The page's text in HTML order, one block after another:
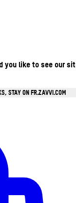
you like to see our
STAY ON FR.ZAVVI.COM